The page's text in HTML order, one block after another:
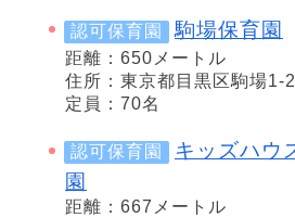
認可保育園 駒場保育園
距離：650メートル
住所：東京都目黒区駒場1-
定員：70名
認可保育園
キッズハウ
園
距離：667メートル